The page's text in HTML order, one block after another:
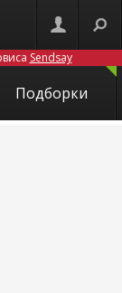
Sendsay
Подборки